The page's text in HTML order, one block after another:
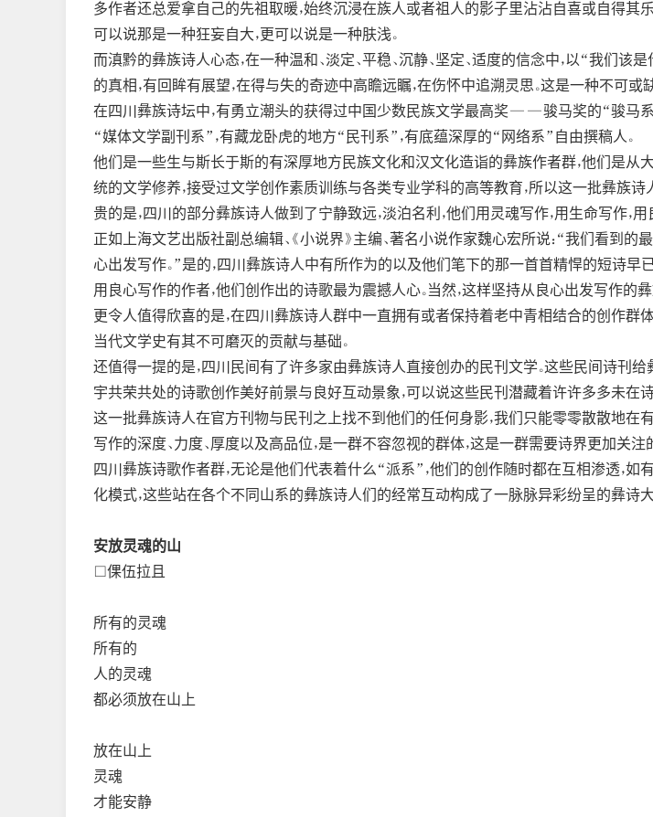
多作者还总爱拿自己的先祖取暖，始终沉浸在族人或者祖人的影子里沾沾自喜或自得其乐
可以说那是一种狂妄自大，更可以说是一种肤浅。
而滇黔的彝族诗人心态，在一种温和、淡定、平稳、沉静、坚定、适度的信念中，以“我们
的真相，有回眸有展望，在得与失的奇迹中高瞻远瞩，在伤怀中追溯灵思。这是一种不可或
在四川彝族诗坛中，有勇立潮头的获得过中国少数民族文学最高奖——骏马奖的“骏马
“媒体文学副刊系”，有藏龙卧虎的地方“民刊系”，有底蕴深厚的“网络系”自由撰稿人。
他们是一些生与斯长于斯的有深厚地方民族文化和汉文化造诣的彝族作者群，他们是
统的文学修养，接受过文学创作素质训练与各类专业学科的高等教育，所以这一批彝族
贵的是，四川的部分彝族诗人做到了宁静致远，淡泊名利，他们用灵魂写作，用生命写作，
正如上海文艺出版社副总编辑、《小说界》主编、著名小说作家魏心宏所说：“我们看到
心出发写作。”是的，四川彝族诗人中有所作为的以及他们笔下的那一首首精悍的短诗
用良心写作的作者，他们创作出的诗歌最为震撼人心。当然，这样坚持从良心出发写作的
更令人值得欣喜的是，在四川彝族诗人群中一直拥有或者保持着老中青相结合的创作群
当代文学史有其不可磨灭的贡献与基础。
还值得一提的是，四川民间有了许多家由彝族诗人直接创办的民刊文学。这些民间诗
宇共荣共处的诗歌创作美好前景与良好互动景象，可以说这些民刊潜藏着许许多多未在
这一批彝族诗人在官方刊物与民刊之上找不到他们的任何身影，我们只能零零散散地在
写作的深度、力度、厚度以及高品位，是一群不容忽视的群体，这是一群需要诗界更加关注
四川彝族诗歌作者群，无论是他们代表着什么“派系”，他们的创作随时都在互相渗透，
化模式，这些站在各个不同山系的彝族诗人们的经常互动构成了一脉脉异彩纷呈的彝诗
安放灵魂的山
□倮伍拉且
所有的灵魂
所有的
人的灵魂
都必须放在山上
放在山上
灵魂
才能安静